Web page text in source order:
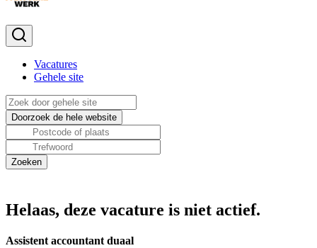
Vacatures
Gehele site
Helaas, deze vacature is niet actief.
Assistent accountant duaal